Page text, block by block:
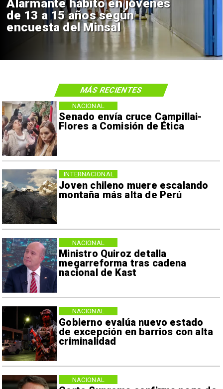
Alarmante hábito en jóvenes
de 13 a 15 años según
encuesta del Minsal
Senado envía cruce Campillai-
Flores a Comisión de Ética
NACIONAL
Joven chileno muere escalando
montaña más alta de Perú
INTERNACIONAL
Ministro Quiroz detalla
megarreforma tras cadena
nacional de Kast
NACIONAL
Gobierno evalúa nuevo estado
de excepción en barrios con alta
criminalidad
NACIONAL
NACIONAL
MÁS RECIENTES